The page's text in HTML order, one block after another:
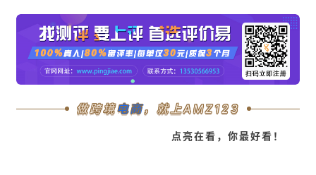
做跨境电商，就上AMZ123
点亮在看，你最好看！